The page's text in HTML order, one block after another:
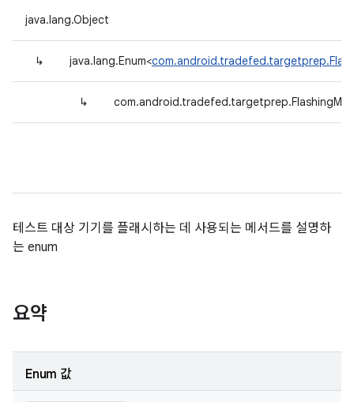
java.lang.Object
↳ java.lang.Enum<
↳
테스트 대상 기기를 플래시하는 데 사용되는 메서드를 설명하
는 enum
요약
Enum 값